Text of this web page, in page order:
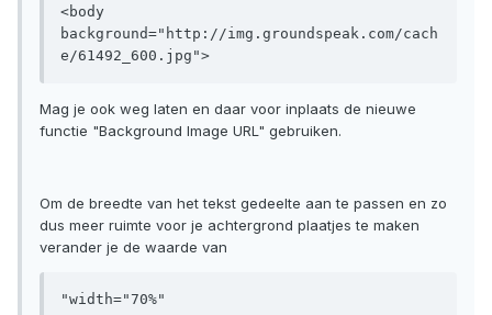
<body
background="http://img.groundspeak.com/cach
e/61492_600.jpg">
Mag je ook weg laten en daar voor inplaats de nieuwe
functie "Background Image URL" gebruiken.
Om de breedte van het tekst gedeelte aan te passen en zo
dus meer ruimte voor je achtergrond plaatjes te maken
verander je de waarde van
"width="70%"